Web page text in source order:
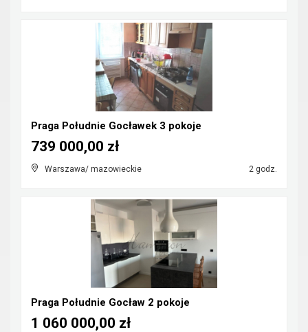
Praga Południe Gocławek 3 pokoje
Warszawa/ mazowieckie 2 godz.
739 000,00 zł
Praga Południe Gocław 2 pokoje
1 060 000,00 zł